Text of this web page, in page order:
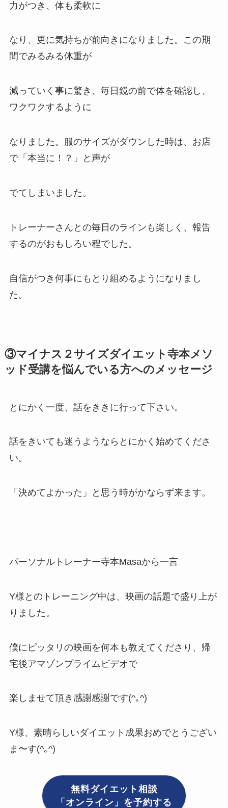
力がつき、体も柔軟に
なり、更に気持ちが前向きになりました。この期
間でみるみる体重が
減っていく事に驚き、毎日鏡の前で体を確認し、
ワクワクするように
なりました。服のサイズがダウンした時は、お店
で「本当に！？」と声が
でてしまいました。
トレーナーさんとの毎日のラインも楽しく、報告
するのがおもしろい程でした。
自信がつき何事にもとり組めるようになりまし
た。
③マイナス２サイズダイエット寺本メソ
ッド受講を悩んでいる方へのメッセージ
とにかく一度、話をききに行って下さい。
話をきいても迷うようならとにかく始めてくださ
い。
「決めてよかった」と思う時がかならず来ます。
パーソナルトレーナー寺本Masaから一言
Y様とのトレーニング中は、映画の話題で盛り上が
りました。
僕にピッタリの映画を何本も教えてくださり、帰
宅後アマゾンプライムビデオで
楽しませて頂き感謝感謝です(^｡^)
Y様、素晴らしいダイエット成果おめでとうござい
ま〜す(^｡^)
無料ダイエット相談
「オンライン」を予約する